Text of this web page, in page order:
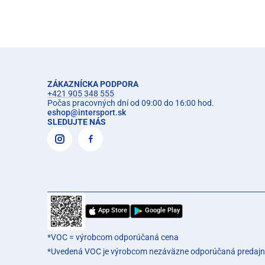
ZÁKAZNÍCKA PODPORA
+421 905 348 555
Počas pracovných dní od 09:00 do 16:00 hod.
eshop@intersport.sk
SLEDUJTE NÁS
App Store Google Play
*VOC = výrobcom odporúčaná cena
*Uvedená VOC je výrobcom nezáväzne odporúčaná